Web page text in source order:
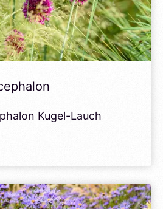
Kugel-Lauch